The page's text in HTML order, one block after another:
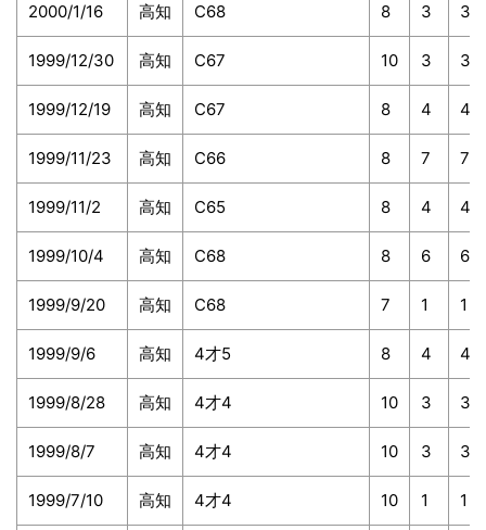
2000/1/16 高知 C68 8 3 3
1999/12/30 高知 C67 10 3 3
1999/12/19 高知 C67 8 4 4
1999/11/23 高知 C66 8 7 7
1999/11/2 高知 C65 8 4 4
1999/10/4 高知 C68 8 6 6
1999/9/20 高知 C68 7 1 1
1999/9/6 高知 4才5 8 4 4
1999/8/28 高知 4才4 10 3 3
1999/8/7 高知 4才4 10 3 3
1999/7/10 高知 4才4 10 1 1